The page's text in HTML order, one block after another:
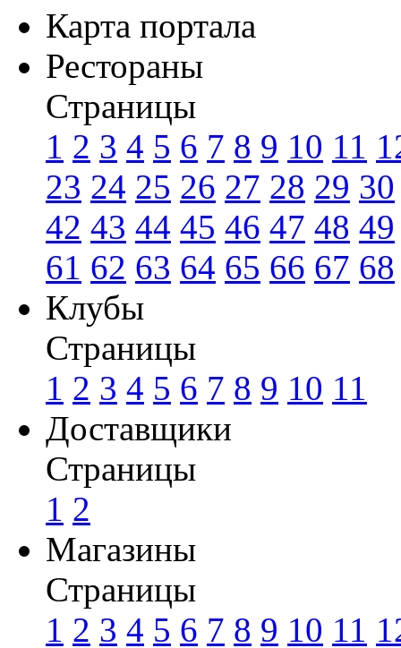
Карта портала
Рестораны
Страницы
1 2 3 4 5 6 7 8 9 10 11
23 24 25 26 27 28 29 30
42 43 44 45 46 47 48 49
61 62 63 64 65 66 67 68
Клубы
Страницы
1 2 3 4 5 6 7 8 9 10 11
Доставщики
Страницы
1 2
Магазины
Страницы
1 2 3 4 5 6 7 8 9 10 11